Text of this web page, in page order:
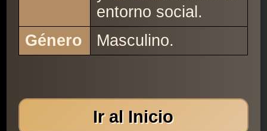
entorno social.
Género
Masculino.
Ir al Inicio